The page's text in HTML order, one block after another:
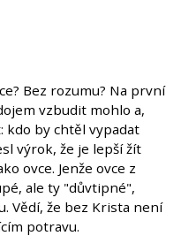
Bez rozumu? Na první
vzbudit mohlo a,
kdo by chtěl vypadat
výrok, že je lepší žít
ovce. Jenže ovce z
ale ty "důvtipné",
Vědí, že bez Krista není
potravu.